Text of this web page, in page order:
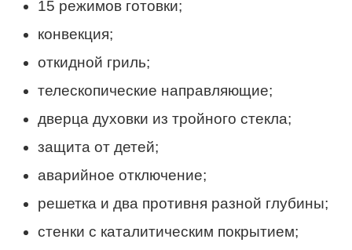
15 режимов готовки;
конвекция;
откидной гриль;
телескопические направляющие;
дверца духовки из тройного стекла;
защита от детей;
аварийное отключение;
решетка и два противня разной глубины;
стенки с каталитическим покрытием;